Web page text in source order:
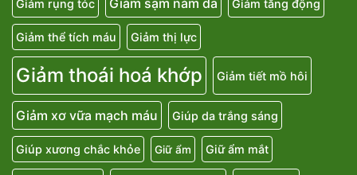
Giảm rụng tóc Giảm sạm nám da Giảm tăng động
Giảm thể tích máu Giảm thị lực
Giảm thoái hoá khớp Giảm tiết mồ hôi
Giảm xơ vữa mạch máu Giúp da trắng sáng
Giúp xương chắc khỏe Giữ ẩm Giữ ẩm mắt